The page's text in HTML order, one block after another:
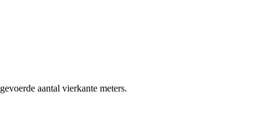
aantal vierkante meters.